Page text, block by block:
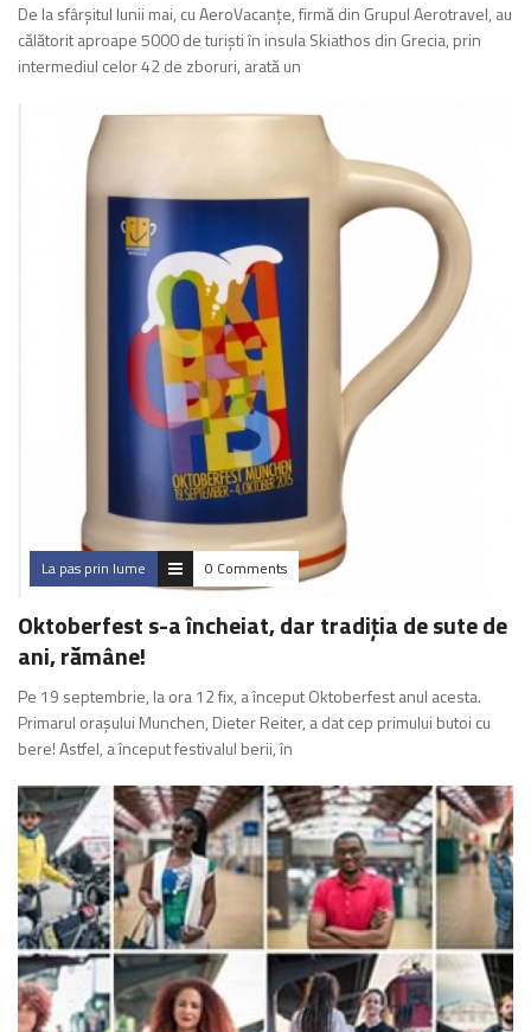
De la sfârșitul lunii mai, cu AeroVacanțe, firmă din Grupul Aerotravel, au
călătorit aproape 5000 de turiști în insula Skiathos din Grecia, prin
intermediul celor 42 de zboruri, arată un
La pas prin lume 0 Comments
Oktoberfest s-a încheiat, dar tradiția de sute de
ani, rămâne!
Pe 19 septembrie, la ora 12 fix, a început Oktoberfest anul acesta.
Primarul orașului Munchen, Dieter Reiter, a dat cep primului butoi cu
bere! Astfel, a început festivalul berii, în